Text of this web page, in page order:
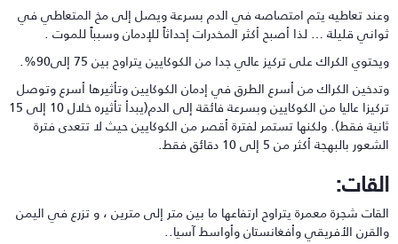
تعاطيه يتم امتصاصه في الدم بسرعة ويصل إلى مخ المتعاطي في
قليلة … لذا أصبح أكثر المخدرات إحداثاً للإدمان وسبباً للموت .
الكراك على تركيز عالي جدا من الكوكايين يتراوح بين 75 إلى90%.
الكراك من أسرع الطرق في إدمان الكوكايين وتأثيرها أسرع وتوصل
تركيزا عاليا من الكوكايين وبسرعة فائقة إلى الدم(يبدأ تأثيره خلال 10 إلى 15
فقط). ولكنها تستمر لفترة أقصر من الكوكايين حيث لا تتعدى فترة
بالبهجة أكثر من 5 إلى 10 دقائق فقط.
شجرة معمرة يتراوح ارتفاعها ما بين متر إلى مترين ، و تزرع في اليمن
الأفريقي وأفغانستان وأواسط آسيا..